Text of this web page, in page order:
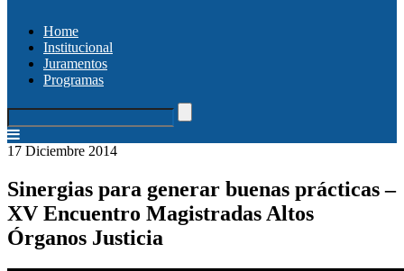
Home
Institucional
Juramentos
Programas
17 Diciembre 2014
Sinergias para generar buenas prácticas –
XV Encuentro Magistradas Altos
Órganos Justicia